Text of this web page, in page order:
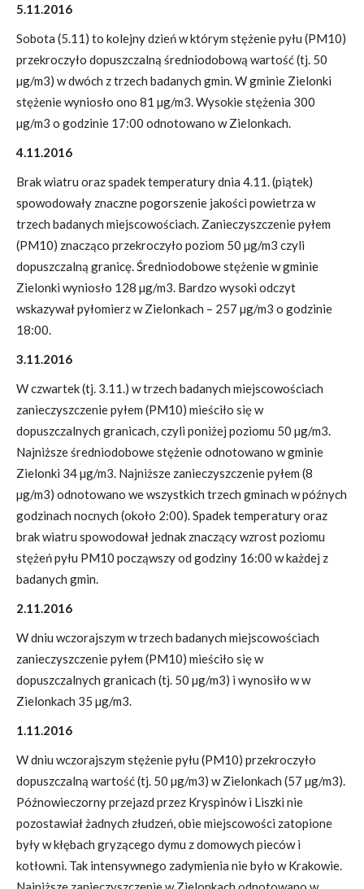
5.11.2016
Sobota (5.11) to kolejny dzień w którym stężenie pyłu (PM10)
przekroczyło dopuszczalną średniodobową wartość (tj. 50
µg/m3) w dwóch z trzech badanych gmin. W gminie Zielonki
stężenie wyniosło ono 81 µg/m3. Wysokie stężenia 300
µg/m3 o godzinie 17:00 odnotowano w Zielonkach.
4.11.2016
Brak wiatru oraz spadek temperatury dnia 4.11. (piątek)
spowodowały znaczne pogorszenie jakości powietrza w
trzech badanych miejscowościach. Zanieczyszczenie pyłem
(PM10) znacząco przekroczyło poziom 50 µg/m3 czyli
dopuszczalną granicę. Średniodobowe stężenie w gminie
Zielonki wyniosło 128 µg/m3. Bardzo wysoki odczyt
wskazywał pyłomierz w Zielonkach – 257 µg/m3 o godzinie
18:00.
3.11.2016
W czwartek (tj. 3.11.) w trzech badanych miejscowościach
zanieczyszczenie pyłem (PM10) mieściło się w
dopuszczalnych granicach, czyli poniżej poziomu 50 µg/m3.
Najniższe średniodobowe stężenie odnotowano w gminie
Zielonki 34 µg/m3. Najniższe zanieczyszczenie pyłem (8
µg/m3) odnotowano we wszystkich trzech gminach w późnych
godzinach nocnych (około 2:00). Spadek temperatury oraz
brak wiatru spowodował jednak znaczący wzrost poziomu
stężeń pyłu PM10 począwszy od godziny 16:00 w każdej z
badanych gmin.
2.11.2016
W dniu wczorajszym w trzech badanych miejscowościach
zanieczyszczenie pyłem (PM10) mieściło się w
dopuszczalnych granicach (tj. 50 µg/m3) i wynosiło w w
Zielonkach 35 µg/m3.
1.11.2016
W dniu wczorajszym stężenie pyłu (PM10) przekroczyło
dopuszczalną wartość (tj. 50 µg/m3) w Zielonkach (57 µg/m3).
Późnowieczorny przejazd przez Kryspinów i Liszki nie
pozostawiał żadnych złudzeń, obie miejscowości zatopione
były w kłębach gryzącego dymu z domowych pieców i
kotłowni. Tak intensywnego zadymienia nie było w Krakowie.